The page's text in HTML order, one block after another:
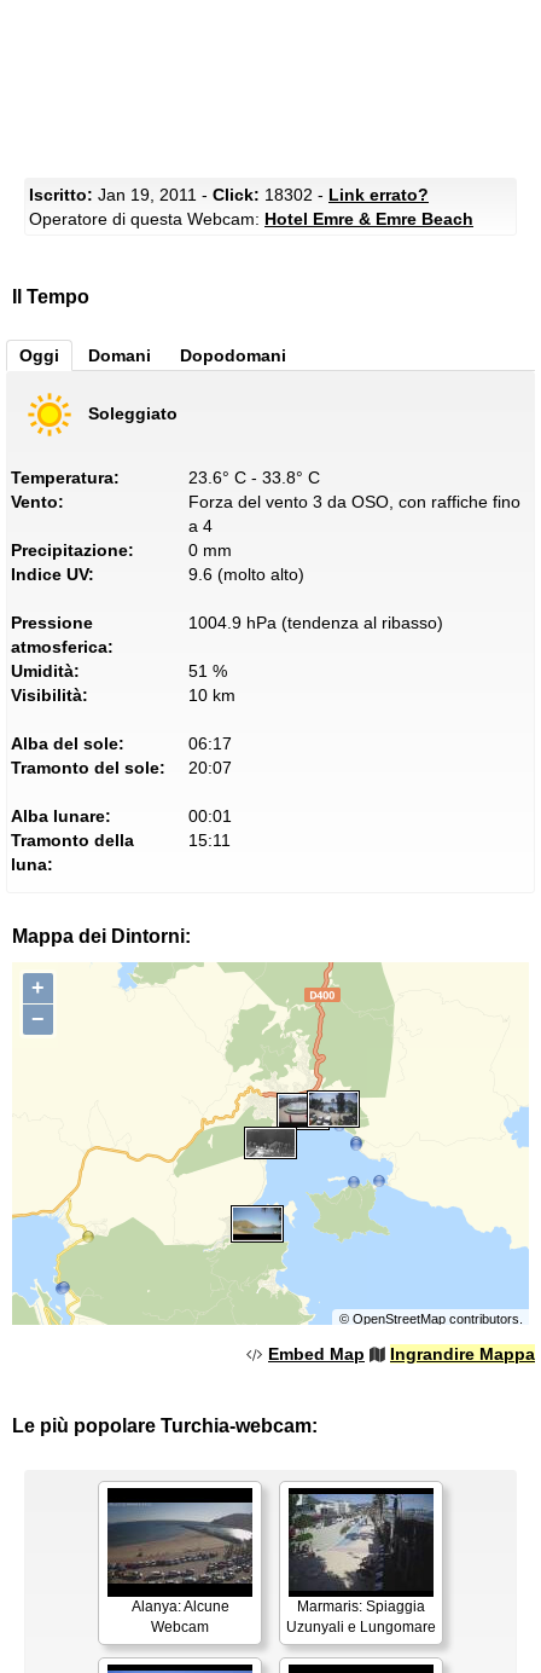
Iscritto: Jan 19, 2011 - Click: 18302 - Link errato?
Operatore di questa Webcam: Hotel Emre & Emre Beach
Il Tempo
Oggi Domani Dopodomani
Soleggiato
Temperatura:
23.6° C - 33.8° C
Vento:
Forza del vento 3 da OSO, con raffiche fino
a 4
Precipitazione:
0 mm
Indice UV:
9.6 (molto alto)
Pressione
atmosferica:
1004.9 hPa (tendenza al ribasso)
Umidità:
51 %
Visibilità:
10 km
Alba del sole:
06:17
Tramonto del sole:
20:07
Alba lunare:
00:01
Tramonto della
luna:
15:11
Mappa dei Dintorni:
+
−
© OpenStreetMapcontributors.
Embed Map Ingrandire Mappa
Le più popolare Turchia-webcam:
Alanya: Alcune
Webcam
Marmaris: Spiaggia
Uzunyali e Lungomare